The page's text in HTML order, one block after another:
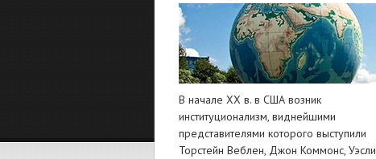
В начале XX в. в США возник
институционализм, виднейшими
представителями которого выступили
Торстейн Веблен, Джон Коммонс, Уэсли